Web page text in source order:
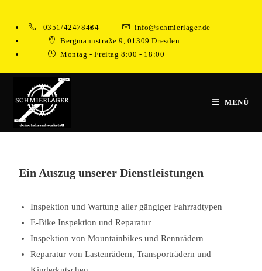
0351/42478434
info@schmierlager.de
Bergmannstraße 9, 01309 Dresden
Montag - Freitag 8:00 - 18:00
MENÜ
Ein Auszug unserer Dienstleistungen
Inspektion und Wartung aller gängiger Fahrradtypen
E-Bike Inspektion und Reparatur
Inspektion von Mountainbikes und Rennrädern
Reparatur von Lastenrädern, Transporträdern und